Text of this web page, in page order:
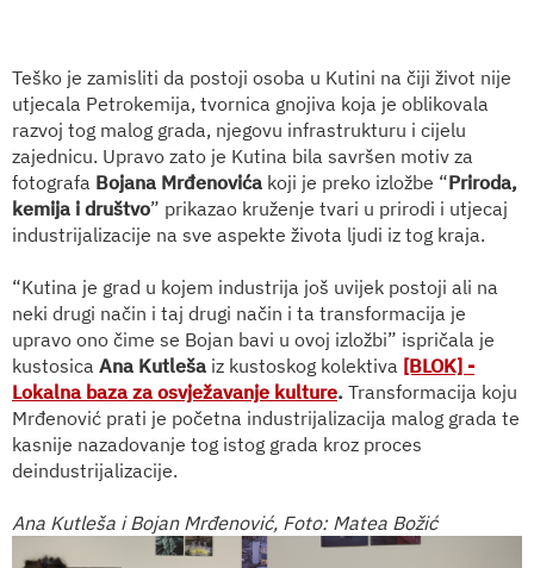
Teško je zamisliti da postoji osoba u Kutini na čiji život nije
utjecala Petrokemija, tvornica gnojiva koja je oblikovala
razvoj tog malog grada, njegovu infrastrukturu i cijelu
zajednicu. Upravo zato je Kutina bila savršen motiv za
fotografa Bojana Mrđenovića koji je preko izložbe “Priroda,
kemija i društvo” prikazao kruženje tvari u prirodi i utjecaj
industrijalizacije na sve aspekte života ljudi iz tog kraja.
“Kutina je grad u kojem industrija još uvijek postoji ali na
neki drugi način i taj drugi način i ta transformacija je
upravo ono čime se Bojan bavi u ovoj izložbi” ispričala je
kustosica Ana Kutleša iz kustoskog kolektiva [BLOK] -
Lokalna baza za osvježavanje kulture. Transformacija koju
Mrđenović prati je početna industrijalizacija malog grada te
kasnije nazadovanje tog istog grada kroz proces
deindustrijalizacije.
Ana Kutleša i Bojan Mrđenović, Foto: Matea Božić